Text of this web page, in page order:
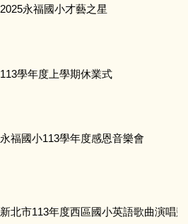
2025永福國小才藝之星
113學年度上學期休業式
永福國小113學年度感恩音樂會
新北市113年度西區國小英語歌曲演唱